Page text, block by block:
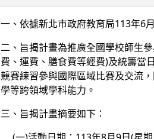
一、依據新北市政府教育局113年6
二、旨揭計畫為推廣全國學校師生
費、運費、膳食費等經費)及統籌當
競賽練習參與國際區域比賽及交流
學等跨領域學科能力。
三、旨揭計畫摘要如下：